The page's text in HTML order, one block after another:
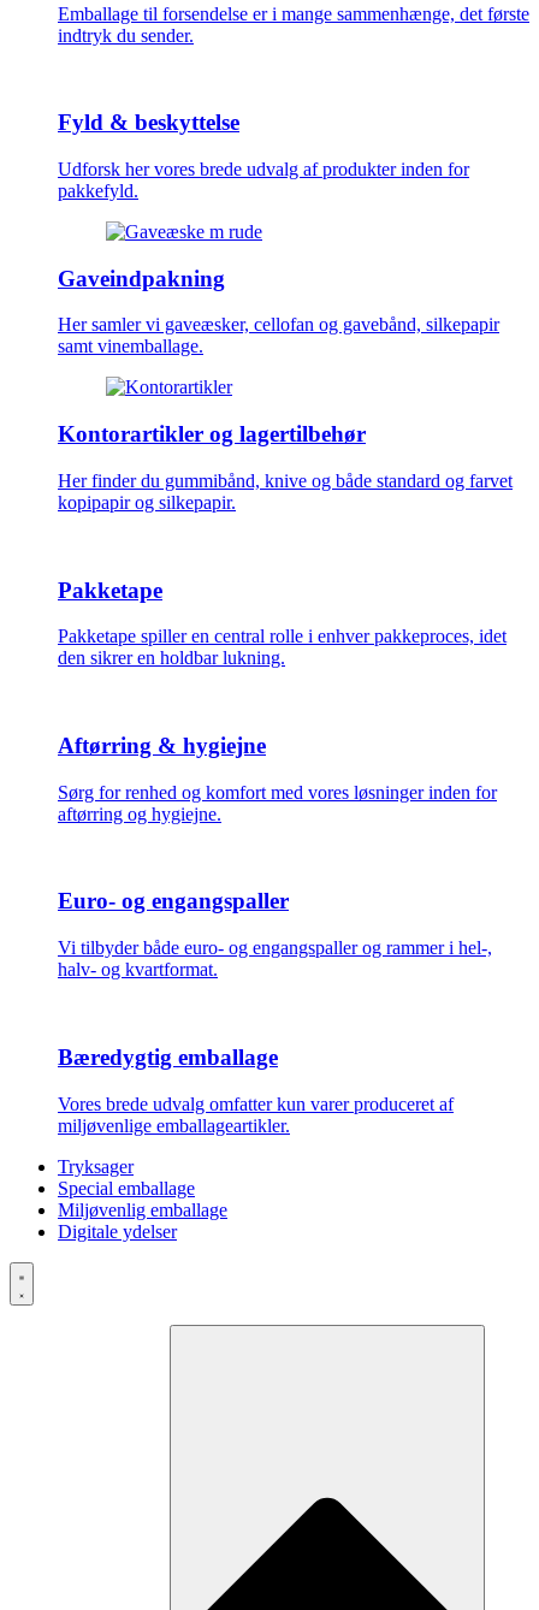
Emballage til forsendelse er i mange sammenhænge, det første
indtryk du sender.
Fyld & beskyttelse
Udforsk her vores brede udvalg af produkter inden for
pakkefyld.
Gaveindpakning
Her samler vi gaveæsker, cellofan og gavebånd, silkepapir
samt vinemballage.
Kontorartikler og lagertilbehør
Her finder du gummibånd, knive og både standard og farvet
kopipapir og silkepapir.
Pakketape
Pakketape spiller en central rolle i enhver pakkeproces, idet
den sikrer en holdbar lukning.
Aftørring & hygiejne
Sørg for renhed og komfort med vores løsninger inden for
aftørring og hygiejne.
Euro- og engangspaller
Vi tilbyder både euro- og engangspaller og rammer i hel-,
halv- og kvartformat.
Bæredygtig emballage
Vores brede udvalg omfatter kun varer produceret af
miljøvenlige emballageartikler.
Tryksager
Special emballage
Miljøvenlig emballage
Digitale ydelser